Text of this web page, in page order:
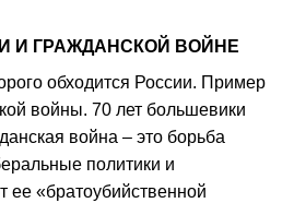
И ГРАЖДАНСКОЙ ВОЙНЕ
обходится России. Пример
войны. 70 лет большевики
война – это борьба
политики и
«братоубийственной